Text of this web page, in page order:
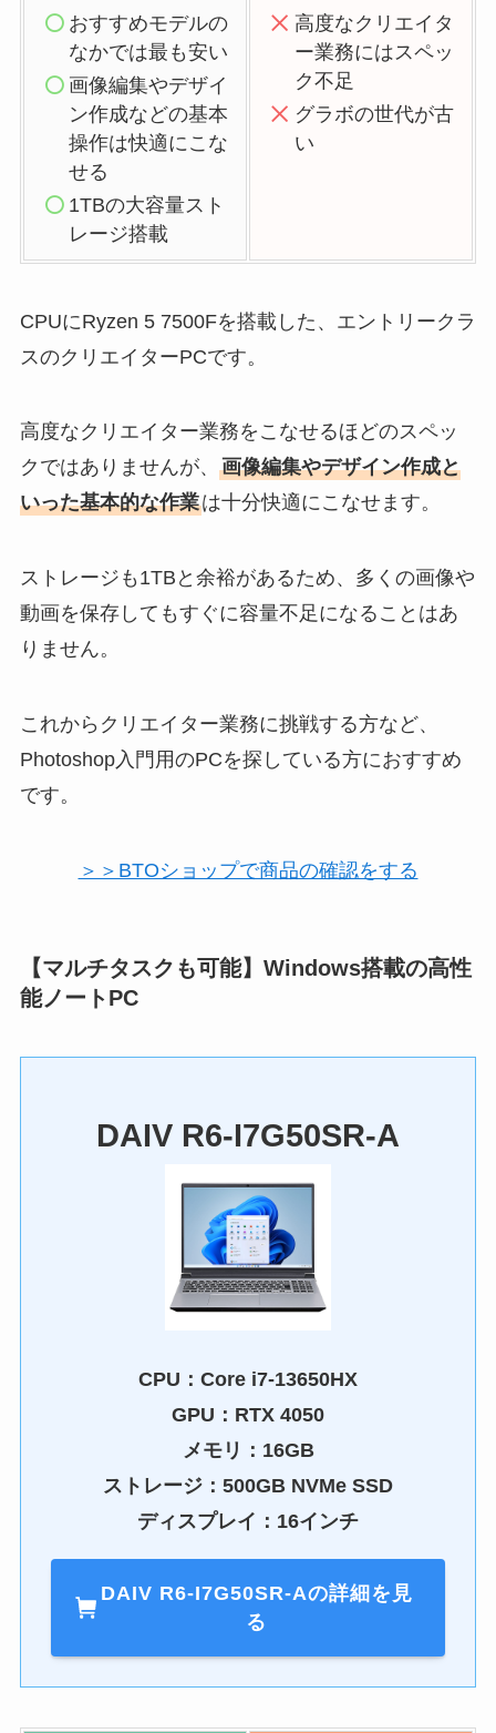
おすすめモデルの
なかでは最も安い
画像編集やデザイ
ン作成などの基本
操作は快適にこな
せる
1TBの大容量スト
レージ搭載
高度なクリエイタ
ー業務にはスペッ
ク不足
グラボの世代が古
い
CPUにRyzen 5 7500Fを搭載した、エントリークラ
スのクリエイターPCです。
高度なクリエイター業務をこなせるほどのスペッ
クではありませんが、 画像編集やデザイン作成と
いった基本的な作業は十分快適にこなせます。
ストレージも1TBと余裕があるため、多くの画像や
動画を保存してもすぐに容量不足になることはあ
りません。
これからクリエイター業務に挑戦する方など、
Photoshop入門用のPCを探している方におすすめ
です。
＞＞BTOショップで商品の確認をする
【マルチタスクも可能】Windows搭載の高性
能ノートPC
DAIV R6-I7G50SR-A
CPU： Core i7-13650HX
GPU：RTX 4050
メモリ：16GB
ストレージ：500GB NVMe SSD
ディスプレイ：16インチ
DAIV R6-I7G50SR-Aの詳細を見
る